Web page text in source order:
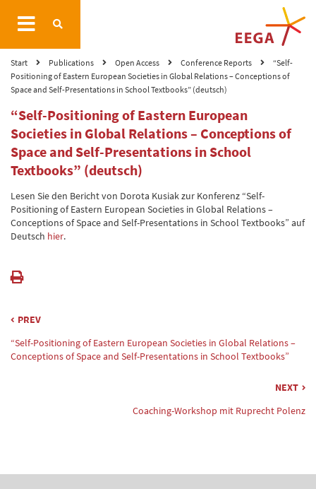
Start Publications Open Access Conference Reports
“Self-
Positioning of Eastern European Societies in Global Relations – Conceptions of
Space and Self-Presentations in School Textbooks” (deutsch)
“Self-Positioning of Eastern European
Societies in Global Relations – Conceptions of
Space and Self-Presentations in School
Textbooks” (deutsch)
Lesen Sie den Bericht von Dorota Kusiak zur Konferenz “Self-
Positioning of Eastern European Societies in Global Relations –
Conceptions of Space and Self-Presentations in School Textbooks” auf
Deutsch hier.
PREV
“Self-Positioning of Eastern European Societies in Global Relations –
Conceptions of Space and Self-Presentations in School Textbooks”
NEXT
Coaching-Workshop mit Ruprecht Polenz